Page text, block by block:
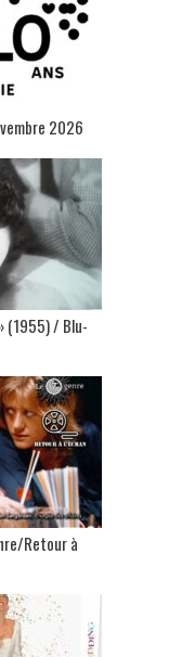
2026
(1955) / Blu-
Retour à